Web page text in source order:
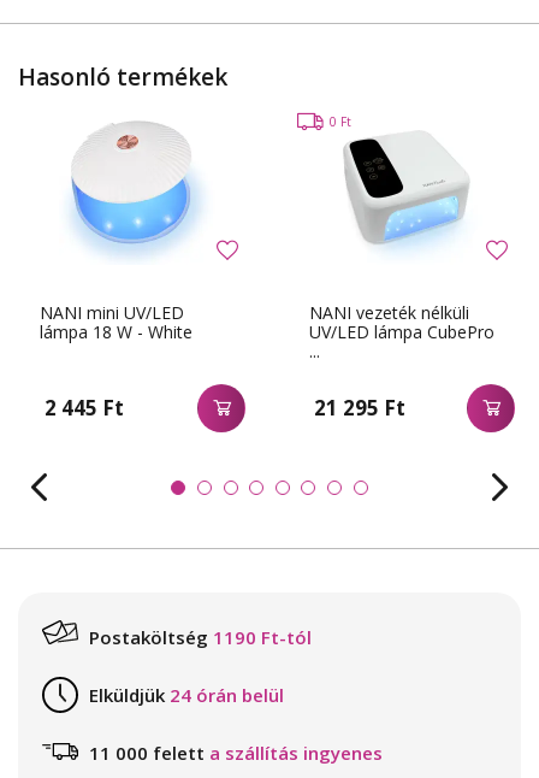
Hasonló termékek
NANI mini UV/LED
lámpa 18 W - White
2 445 Ft
NANI vezeték nélküli
UV/LED lámpa CubePro
...
21 295 Ft
0 Ft
Postaköltség 1190 Ft-tól
Elküldjük 24 órán belül
11 000 felett a szállítás ingyenes